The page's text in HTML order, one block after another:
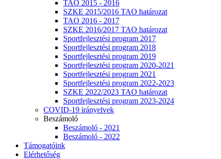
TAO 2015 - 2016
SZKE 2015/2016 TAO határozat
TAO 2016 - 2017
SZKE 2016/2017 TAO határozat
Sportfejlesztési program 2017
Sportfejlesztési program 2018
Sportfejlesztési program 2019
Sportfejlesztési program 2020-2021
Sportfejlesztési program 2021
Sportfejlesztési program 2022-2023
SZKE 2022/2023 TAO határozat
Sportfejlesztési program 2023-2024
COVID-19 irányelvek
Beszámoló
Beszámoló - 2021
Beszámoló - 2022
Támogatóink
Elérhetőség